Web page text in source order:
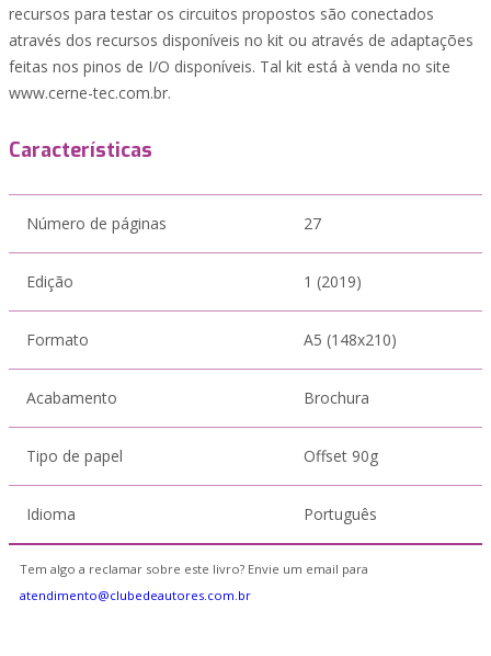
recursos para testar os circuitos propostos são conectados
através dos recursos disponíveis no kit ou através de adaptações
feitas nos pinos de I/O disponíveis. Tal kit está à venda no site
www.cerne-tec.com.br.
Características
Número de páginas 27
Edição 1 (2019)
Formato A5 (148x210)
Acabamento Brochura
Tipo de papel Offset 90g
Idioma Português
Tem algo a reclamar sobre este livro? Envie um email para
atendimento@clubedeautores.com.br